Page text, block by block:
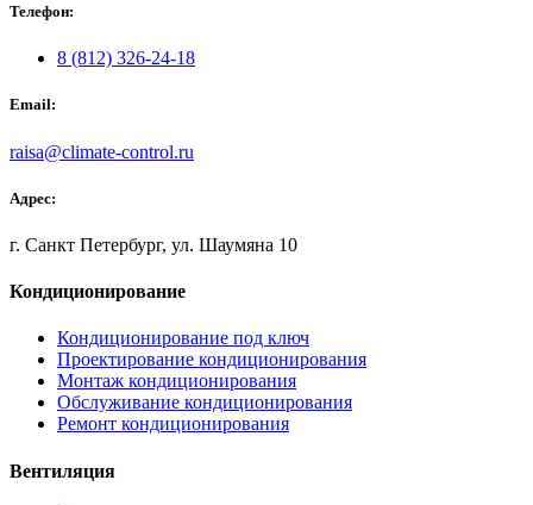
Телефон:
8 (812) 326-24-18
Email:
raisa@climate-control.ru
Адрес:
г. Санкт Петербург, ул. Шаумяна 10
Кондиционирование
Кондиционирование под ключ
Проектирование кондиционирования
Монтаж кондиционирования
Обслуживание кондиционирования
Ремонт кондиционирования
Вентиляция